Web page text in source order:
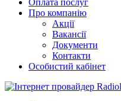
Оплата послуг
Про компанію
Акції
Вакансії
Документи
Контакти
Особистий кабінет